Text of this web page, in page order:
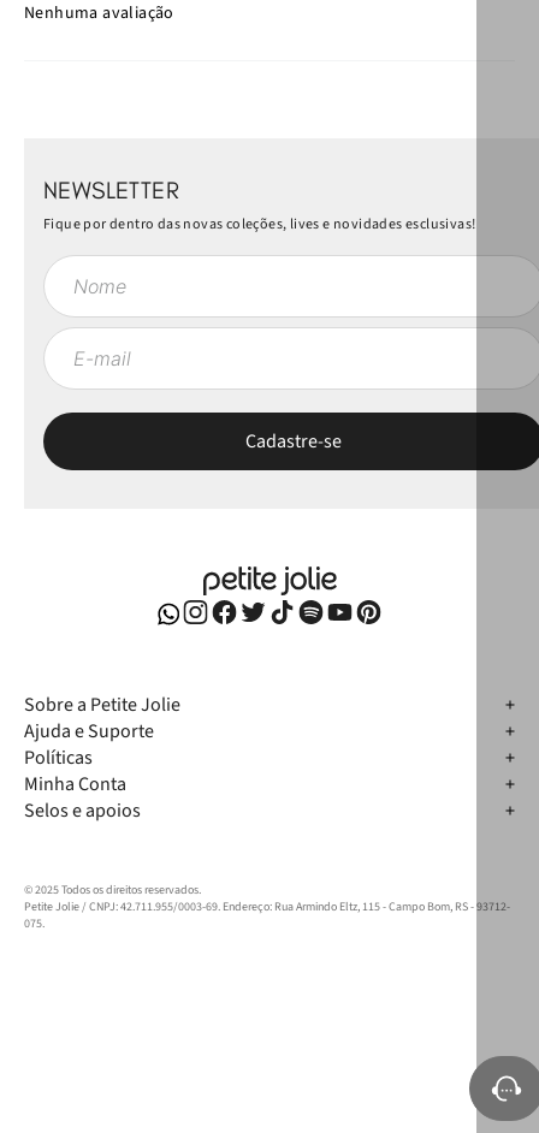
Nenhuma avaliação
NEWSLETTER
Fique por dentro das novas coleções, lives e novidades esclusivas!
Sobre a Petite Jolie
Ajuda e Suporte
Políticas
Minha Conta
Selos e apoios
© 2025 Todos os direitos reservados.
Petite Jolie / CNPJ: 42.711.955/0003-69. Endereço: Rua Armindo Eltz, 115 - Campo Bom, RS - 93712-
075.